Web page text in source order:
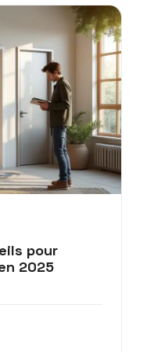
pour
2025